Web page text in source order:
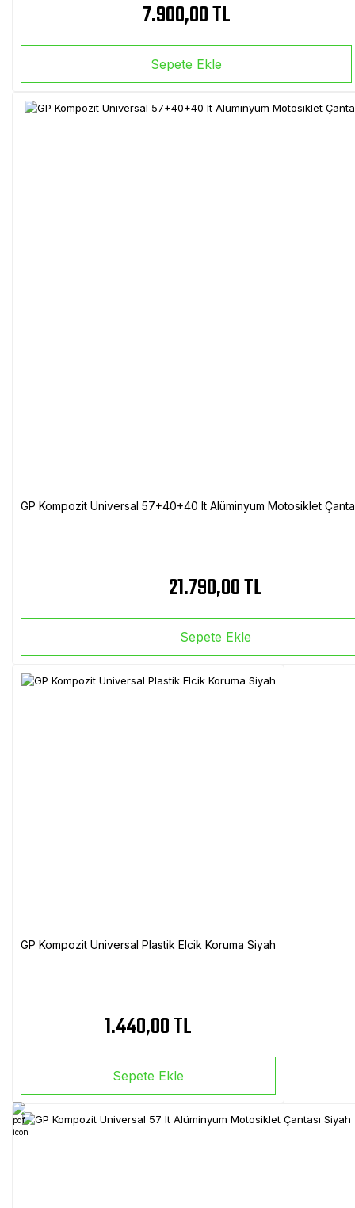
7.900,00 TL
Sepete Ekle
GP Kompozit Universal 57+40+40 lt Alüminyum Motosiklet
21.790,00 TL
Sepete Ekle
GP Kompozit Universal Plastik Elcik Koruma Siyah
1.440,00 TL
Sepete Ekle